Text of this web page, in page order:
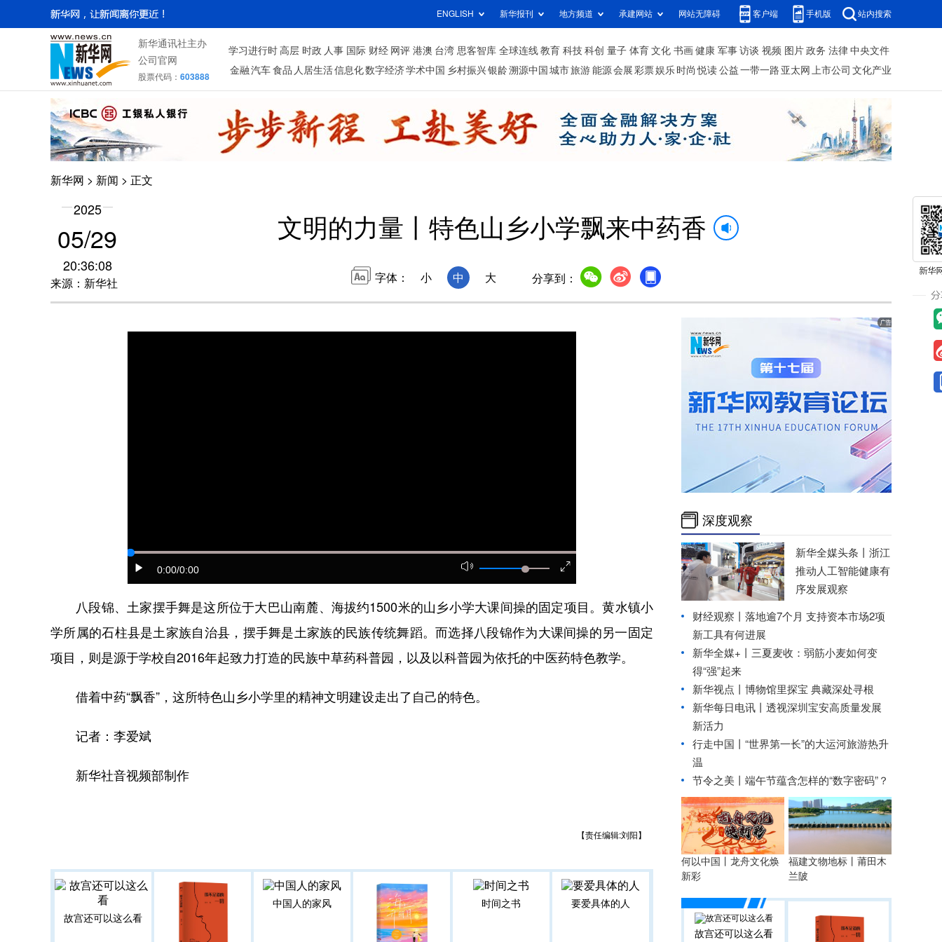
ENGLISH 新华报刊 地方频道 承建网站 网站无障碍 客户端 手机版 站内搜索
新华通讯社主办
公司官网
股票代码： 603888
学习进行时 高层 时政 人事 国际 财经 网评 港澳 台湾 思客智库 全球连线 教育 科技 科创 量子 体育 文化 书画 健康 军事 访谈 视频 图片 政务 法律 中央文件
金融 汽车 食品 人居生活信息化数字经济学术中国 乡村振兴银龄溯源中国 城市旅游 能源 会展 彩票娱乐 时尚 悦读 公益 一带一路 亚太网 上市公司 文化产业
新华网 > 新闻 > 正文
2025
05/29
20:36:08
来源：新华社
文明的力量丨特色山乡小学飘来中药香
字体： 小 中 大 分享到：
0:00/0:00
八段锦、土家摆手舞是这所位于大巴山南麓、海拔约1500米的山乡小学大课间操的固定项目。黄水镇小
学所属的石柱县是土家族自治县，摆手舞是土家族的民族传统舞蹈。而选择八段锦作为大课间操的另一固定
项目，则是源于学校自2016年起致力打造的民族中草药科普园，以及以科普园为依托的中医药特色教学。
借着中药“飘香”，这所特色山乡小学里的精神文明建设走出了自己的特色。
记者：李爱斌
新华社音视频部制作
【责任编辑:刘阳】
故宫还可以这么看
中国人的家风 时间之书 要爱具体的人
深度观察
新华全媒头条丨 浙江
推动人工智能健康有
序发展观察
财经观察丨 落地逾7个月 支持资本市场2项
新工具有何进展
新华全媒+丨 三夏麦收：弱筋小麦如何变
得“强”起来
新华视点丨 博物馆里探宝 典藏深处寻根
新华每日电讯丨 透视深圳宝安高质量发展
新活力
行走中国丨“世界第一长”的大运河旅游热升
温
节令之美丨端午节蕴含怎样的“数字密码”？
何以中国丨龙舟文化焕
新彩
福建文物地标丨莆田木
兰陂
故宫还可以这么看